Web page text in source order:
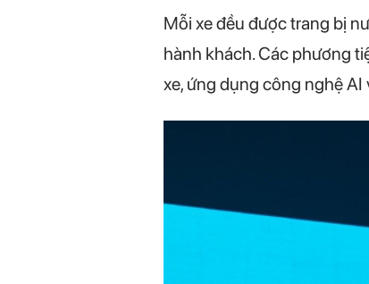
Mỗi xe đều được trang bị
hành khách. Các phương
xe, ứng dụng công nghệ